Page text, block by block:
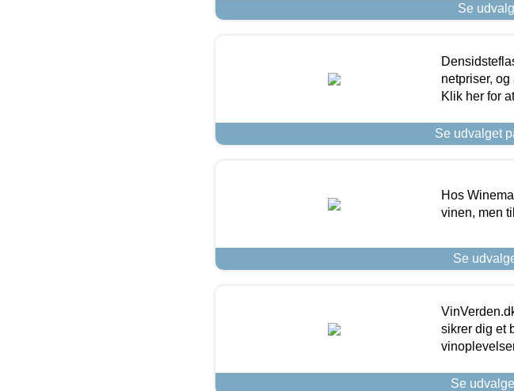
Se
netpriser,
Klik her for
Se udvalget
Hos
vinen, men
Se
sikrer dig et
Se